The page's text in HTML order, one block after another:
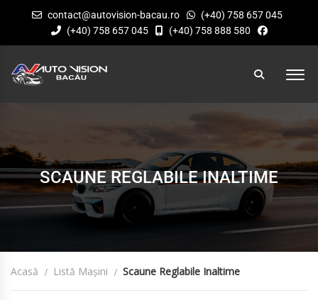
contact@autovision-bacau.ro
(+40) 758 657 045
(+40) 758 657 045
(+40) 758 888 580
SCAUNE REGLABILE INALTIME
Acasă Listă Mașini Scaune Reglabile Inaltime